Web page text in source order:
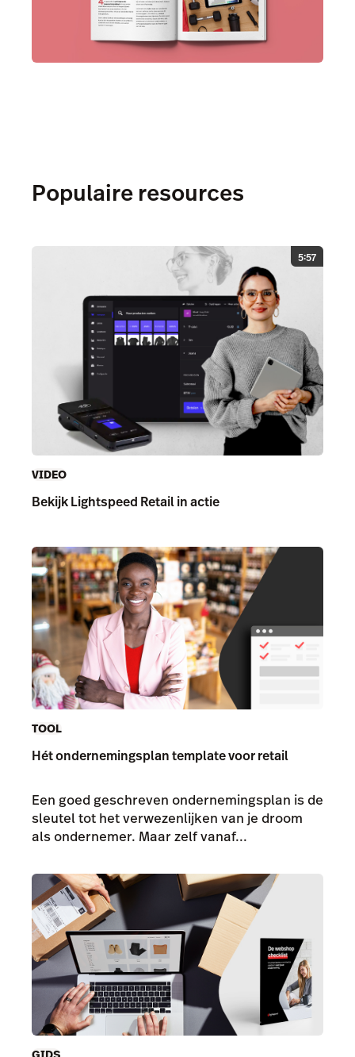
Populaire resources
5:57
VIDEO
Bekijk Lightspeed Retail in actie
TOOL
Hét ondernemingsplan template voor retail
Een goed geschreven ondernemingsplan is de
sleutel tot het verwezenlijken van je droom
als ondernemer. Maar zelf vanaf...